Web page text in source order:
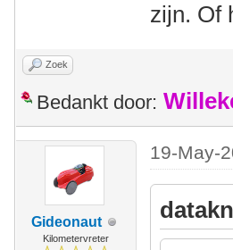
zijn. Of
Zoek
Bedankt door:
Gideonaut
Kilometervreter
19-May-